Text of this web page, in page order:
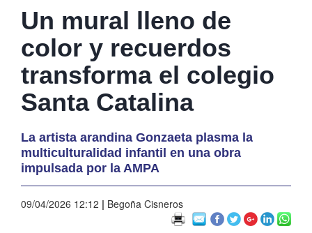
Un mural lleno de
color y recuerdos
transforma el colegio
Santa Catalina
La artista arandina Gonzaeta plasma la
multiculturalidad infantil en una obra
impulsada por la AMPA
09/04/2026 12:12 | Begoña Cisneros